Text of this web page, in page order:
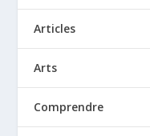
Articles
Arts
Comprendre